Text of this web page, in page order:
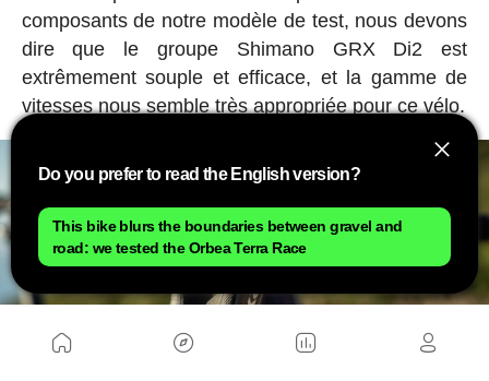
composants de notre modèle de test, nous devons
dire que le groupe Shimano GRX Di2 est
extrêmement souple et efficace, et la gamme de
vitesses nous semble très appropriée pour ce vélo.
Do you prefer to read the English version?
This bike blurs the boundaries between gravel and
road: we tested the Orbea Terra Race